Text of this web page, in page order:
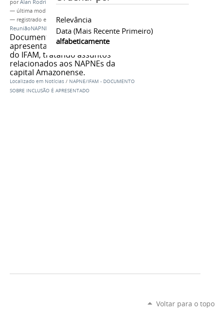
Relevância
Data (mais Recente Primeiro)
alfabeticamente
porAlan Rodrigues de Lima
— última modificação
— registrado em:
Documento,ReitoriaIFAM
ReuniãoNAPNEs
PROEX NAPNE
Documento orientador foi
apresentado na sede da reitoria
do IFAM, tratando assuntos
relacionados aos NAPNEs da
capital Amazonense.
Localizado em Notícias / NAPNE/IFAM - DOCUMENTO
SOBRE INCLUSÃO É APRESENTADO
Voltar para o topo